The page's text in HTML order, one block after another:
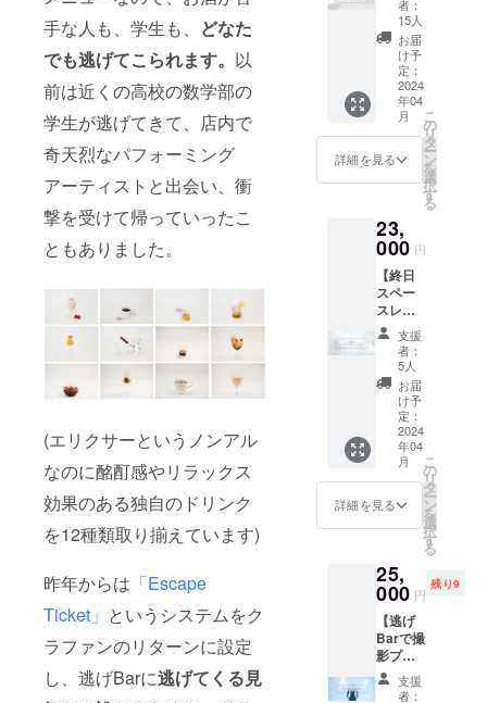
手な人も、学生も、 どなた
でも逃げてこられます。 以
前は近くの高校の数学部の
学生が逃げてきて、店内で
奇天烈なパフォーミング
アーティストと出会い、衝
撃を受けて帰っていったこ
ともありました。
(エリクサーというノンアル
なのに酩酊感やリラックス
効果のある独自のドリンク
を12種類取り揃えています)
昨年からは 「Escape
Ticket」 というシステムをク
ラファンのリターンに設定
し、逃げBarに逃げてくる見
い。 白
葬につ
いて詳
細は下
記URL
をご参
照くだ
さい。
https://
note.co
7d4ad8
5d8d閉
じる
の時間
貸しだ
と3時間
¥15,000
のとこ
ろ3時間
¥10,000
で休
日、平
き日時
にス
ペース
レンタ
ルが可
能で
す。(ご
予約時
はHPス
ペース
レンタ
ル ペー
ジ最下
部のお
問い合
わせ
フォー
でご支
援いた
だいた
旨とご
支援い
ただい
たプラ
ン名、
・撮影
スタジ
オやイ
ベント
スペー
スとし
てレン
タルし
てみた
い方向
け。休
日問わ
ずご希
望の空
き日時
に5時間
のス
ペース
レンタ
ルが可
能で
す。通
常の休
日5時間
プラン
より
2000円
お安く
(ご予約
時はHP
スペー
スレン
タル
ページ
最下部
のお問
者：
15人
お届
け予
定：
2024
年04
月
詳細を見る
こ
の
リ
タ
ー
ン
を
選
択
す
る
23,
000 円
【終日
スペー
スレン
タルプ
ラン】
・撮影
スタジ
オやイ
ベント
スペー
スとし
てレン
タルし
てみた
い方向
け。休
日問わ
ずご希
望の空
き日時
に終日
(9:00~2
3:00)の
スペー
支援
者：
5人
お届
け予
定：
2024
年04
月
詳細を見る
こ
の
リ
タ
ー
ン
を
選
択
す
る
25,
000 円
残り9
【逃げ
Barで撮
影プラ
ン】 ・
逃げBar
支援
者：